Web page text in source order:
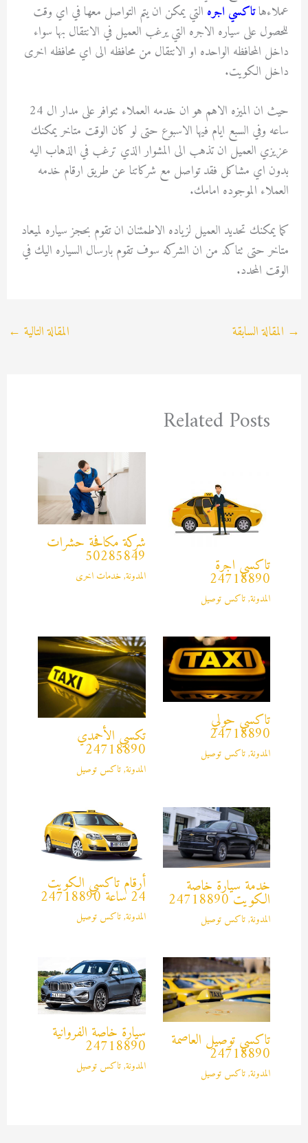
عملاءهاتاكسي اجره التي يمكن ان يتم التواصل معها في اي وقت
للحصول على سياره الاجره التي يرغب العميل في الانتقال بها سواء
داخل المحافظه الواحده او الانتقال من محافظه الى اي محافظه اخرى
داخل الكويت.
حيث ان الميزه الاهم هو ان خدمه العملاء تتوافر على مدار ال 24
ساعه وفي السبع ايام فيها الاسبوع حتى لو كان الوقت متاخر يمكنك
عزيزي العميل ان تذهب الى المشوار الذي ترغب في الذهاب اليه
بدون اي مشاكل فقد تواصل مع شركاتنا عن طريق ارقام خدمه
العملاء الموجوده امامك.
كما يمكنك تحديد العميل لزياده الاطمئنان ان تقوم بحجز سياره لميعاد
متاخر حتى تتاكد من ان الشركه سوف تقوم بارسال السياره اليك في
الوقت المحدد.
→ المقالة السابقة المقالة التالية ←
Related Posts
تاكسي اجرة
24718890
المدونة,تاكس توصيل
شركة مكافحة حشرات
50285849
المدونة,خدمات اخرى
تاكسي حولي
24718890
المدونة,تاكس توصيل
تكسي الأحمدي
24718890
المدونة,تاكس توصيل
خدمة سيارة خاصة
الكويت 24718890
المدونة,تاكس توصيل
أرقام تاكسي الكويت
24 ساعة 24718890
المدونة,تاكس توصيل
تاكسي توصيل العاصمة
24718890
المدونة,تاكس توصيل
سيارة خاصة الفروانية
24718890
المدونة,تاكس توصيل